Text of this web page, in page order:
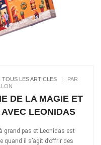
TOUS LES ARTICLES | PAR
DE LA MAGIE ET
LEONIDAS
grand pas et Leonidas est
il s’agit d’offrir des